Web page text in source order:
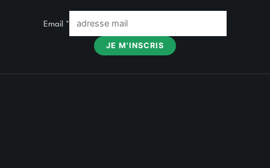
Email *
JE M'INSCRIS